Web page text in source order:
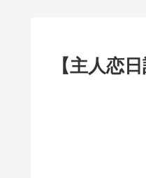
【主人恋